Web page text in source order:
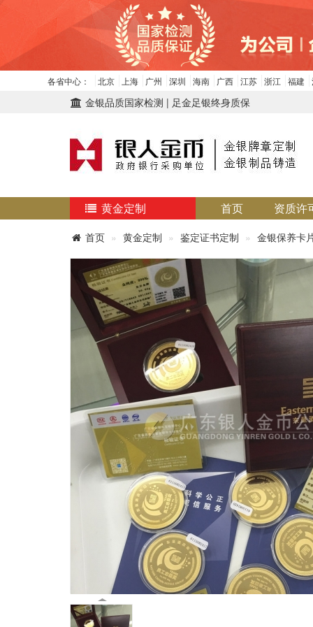
各省中心： 北京 上海 广州 深圳 海南 广西 江苏 浙江 福建
金银品质国家检测 | 足金足银终身质保
黄金定制 首页 资质许
首页 黄金定制 鉴定证书定制 金银保养卡